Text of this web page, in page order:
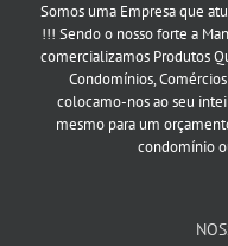
Somos uma Empresa que
!!! Sendo o nosso forte a
comercializamos Produtos
Condomínios,
colocamo-nos ao seu
mesmo para um
condomínio